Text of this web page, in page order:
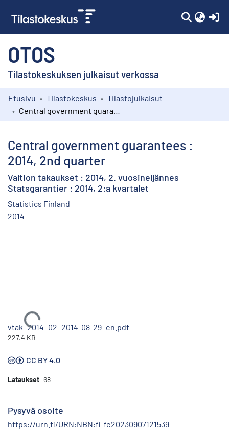
OTOS
Tilastokeskuksen julkaisut verkossa
Kokoelmat
Etusivu Tilastokeskus
Tilastojulkaisut
Central government guarantees :
2014, 2nd quarter
Valtion takaukset : 2014, 2. vuosineljännes
Statsgarantier : 2014, 2:a kvartalet
Statistics Finland
2014
Ladataan...
vtak_2014_02_2014-08-29_en.pdf
227.4 KB
CC BY 4.0
Lataukset 68
Pysyvä osoite
https://urn.fi/URN:NBN:fi-fe20230907121539